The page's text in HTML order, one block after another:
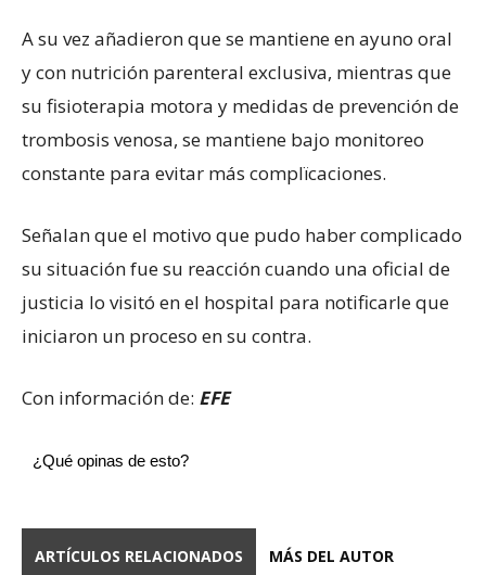
A su vez añadieron que se mantiene en ayuno oral
y con nutrición parenteral exclusiva, mientras que
su fisioterapia motora y medidas de prevención de
trombosis venosa, se mantiene bajo monitoreo
constante para evitar más complïcaciones.
Señalan que el motivo que pudo haber complicado
su situación fue su reacción cuando una oficial de
justicia lo visitó en el hospital para notificarle que
iniciaron un proceso en su contra.
Con información de: EFE
¿Qué opinas de esto?
ARTÍCULOS RELACIONADOS MÁS DEL AUTOR